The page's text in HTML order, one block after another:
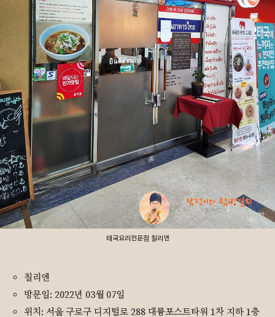
태국요리전문점 칠리엔
칠리엔
방문일: 2022년 03월 07일
위치: 서울 구로구 디지털로 288 대륭포스트타워 1차 지하 1층